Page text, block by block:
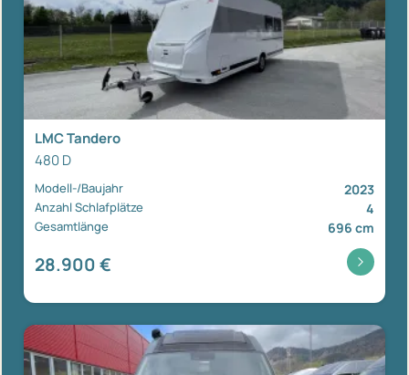
LMC Tandero
480 D
Modell-/Baujahr 2023
Anzahl Schlafplätze 4
Gesamtlänge 696 cm
28.900 €